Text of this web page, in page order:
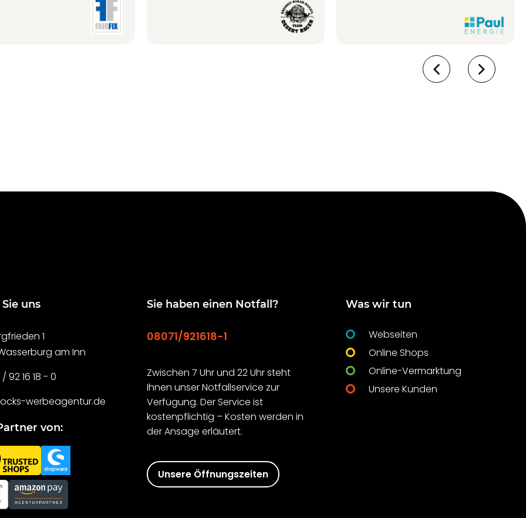
uns
1
am Inn
92 16 18 - 0
werbeagentur.de
von:
Sie haben einen Notfall?
08071/921618-1
Zwischen 7 Uhr und 22 Uhr steht
Ihnen unser Notfallservice zur
Verfügung. Der Service ist
kostenpflichtig – Kosten werden in
der Ansage erläutert.
Unsere Öffnungszeiten
Was wir tun
Webseiten
Online Shops
Online-Vermarktung
Unsere Kunden